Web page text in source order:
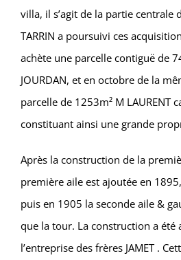
villa, il s’agit de la partie centrale
TARRIN a poursuivi ces
achète une parcelle contiguë de
JOURDAN, et en octobre de la
parcelle de 1253m² M LAURENT
constituant ainsi une grande
Après la construction de la
première aile est ajoutée en
puis en 1905 la seconde aile &
que la tour. La construction a été
l’entreprise des frères JAMET .